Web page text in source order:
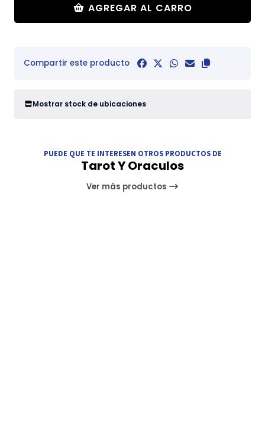
AGREGAR AL CARRO
Compartir este producto
Mostrar stock de ubicaciones
PUEDE QUE TE INTERESEN OTROS PRODUCTOS DE
Tarot Y Oraculos
Ver más productos